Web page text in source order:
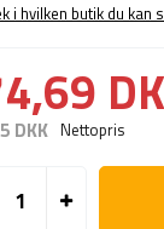
i hvilken butik du kan
DKK Nettopris